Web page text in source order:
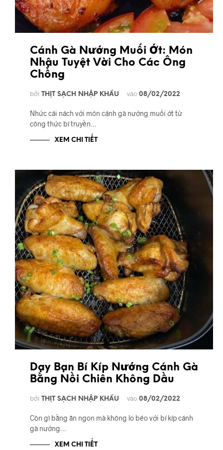
Cánh Gà Nướng Muối Ớt: Món
Nhậu Tuyệt Vời Cho Các Ông
Chồng
bởi THỊT SẠCH NHẬP KHẨU vào 08/02/2022
Nhức cái nách với món cánh gà nướng muối ớt từ
công thức bí truyền…
XEM CHI TIẾT
Dạy Bạn Bí Kíp Nướng Cánh Gà
Bằng Nồi Chiên Không Dầu
bởi THỊT SẠCH NHẬP KHẨU vào 08/02/2022
Còn gì bằng ăn ngon mà không lo béo với bí kíp cánh
gà nướng…
XEM CHI TIẾT